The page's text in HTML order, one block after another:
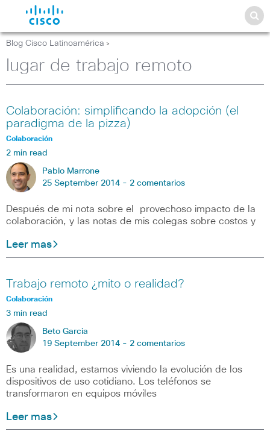
Blog Cisco Latinoamérica >
lugar de trabajo remoto
Colaboración: simplificando la adopción (el
paradigma de la pizza)
Colaboración
2 min read
Pablo Marrone
25 September 2014 - 2 comentarios
Después de mi nota sobre el provechoso impacto de la
colaboración, y las notas de mis colegas sobre costos y
Leer mas
Trabajo remoto ¿mito o realidad?
Colaboración
3 min read
Beto Garcia
19 September 2014 - 2 comentarios
Es una realidad, estamos viviendo la evolución de los
dispositivos de uso cotidiano. Los teléfonos se
transformaron en equipos móviles
Leer mas